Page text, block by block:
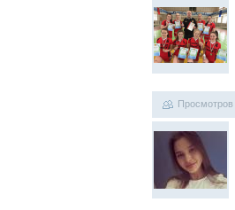
Просмотров